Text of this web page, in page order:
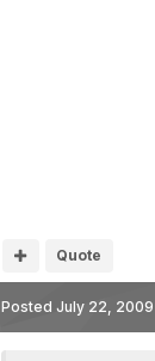
Quote
Posted July 22, 2009